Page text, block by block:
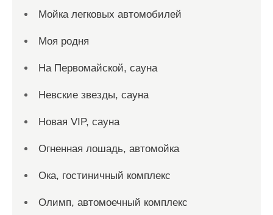
Мойка легковых автомобилей
Моя родня
На Первомайской, сауна
Невские звезды, сауна
Новая VIP, сауна
Огненная лошадь, автомойка
Ока, гостиничный комплекс
Олимп, автомоечный комплекс